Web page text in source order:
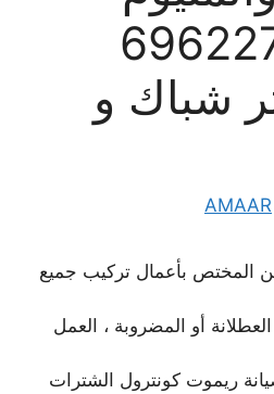
69622745
شباك و
AMAAR
المختص بأعمال تركيب جميع
أو المضروبة ، العمل
صيانة ريموت كونترول الشترات